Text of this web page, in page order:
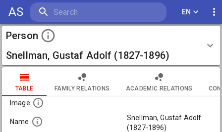
AS EN
Person
Snellman, Gustaf Adolf (1827-1896)
TABLE FAMILY RELATIONS ACADEMIC RELATIONS
Image
Name
Snellman, Gustaf Adolf
(1827-1896)